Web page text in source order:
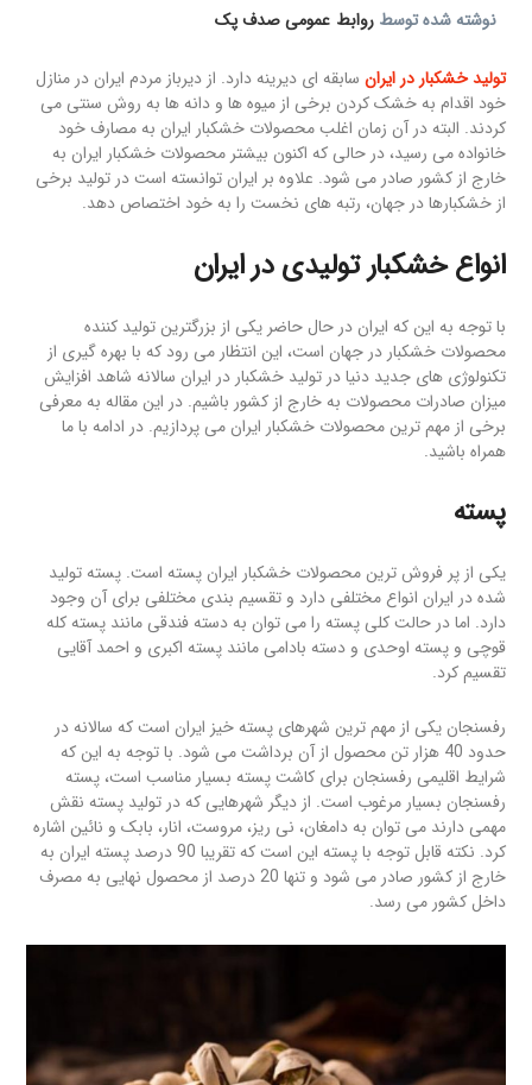
نوشته شده توسطروابط عمومی صدف پک
تولید خشکبار در ایران سابقه ای دیرینه دارد. از دیرباز مردم ایران در منازل
خود اقدام به خشک کردن برخی از میوه ها و دانه ها به روش سنتی می
کردند. البته در آن زمان اغلب محصولات خشکبار ایران به مصارف خود
خانواده می رسید، در حالی که اکنون بیشتر محصولات خشکبار ایران به
خارج از کشور صادر می شود. علاوه بر ایران توانسته است در تولید برخی
از خشکبارها در جهان، رتبه های نخست را به خود اختصاص دهد.
انواع خشکبار تولیدی در ایران
با توجه به این که ایران در حال حاضر یکی از بزرگترین تولید کننده
محصولات خشکبار در جهان است، این انتظار می رود که با بهره گیری از
تکنولوژی های جدید دنیا در تولید خشکبار در ایران سالانه شاهد افزایش
میزان صادرات محصولات به خارج از کشور باشیم. در این مقاله به معرفی
برخی از مهم ترین محصولات خشکبار ایران می پردازیم. در ادامه با ما
همراه باشید.
پسته
یکی از پر فروش ترین محصولات خشکبار ایران پسته است. پسته تولید
شده در ایران انواع مختلفی دارد و تقسیم بندی مختلفی برای آن وجود
دارد. اما در حالت کلی پسته را می توان به دسته فندقی مانند پسته کله
قوچی و پسته اوحدی و دسته بادامی مانند پسته اکبری و احمد آقایی
تقسیم کرد.
رفسنجان یکی از مهم ترین شهرهای پسته خیز ایران است که سالانه در
حدود 40 هزار تن محصول از آن برداشت می شود. با توجه به این که
شرایط اقلیمی رفسنجان برای کاشت پسته بسیار مناسب است، پسته
رفسنجان بسیار مرغوب است. از دیگر شهرهایی که در تولید پسته نقش
مهمی دارند می توان به دامغان، نی ریز، مروست، انار، بابک و نائین اشاره
کرد. نکته قابل توجه با پسته این است که تقریبا 90 درصد پسته ایران به
خارج از کشور صادر می شود و تنها 20 درصد از محصول نهایی به مصرف
داخل کشور می رسد.